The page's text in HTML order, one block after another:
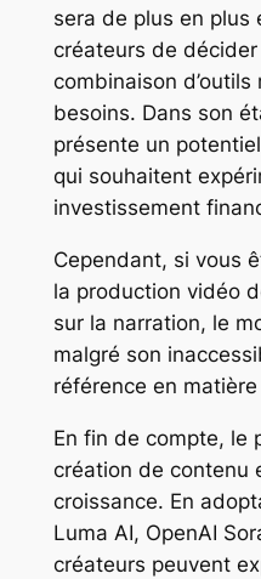
sera de plus en plus
créateurs de
combinaison
besoins. Dans son
présente un
qui souhaitent
investissement
Cependant, si vous
la production vidéo
sur la narration, le
malgré son
référence en
En fin de compte, le
création de contenu
croissance. En
Luma AI, OpenAI
créateurs peuvent